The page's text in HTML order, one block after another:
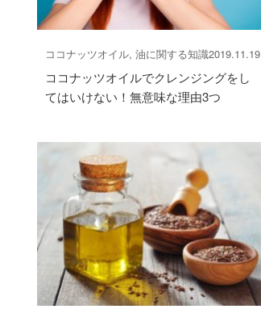
ココナッツオイル, 油に関する知識2019.11.19
ココナッツオイルでクレンジングをし
てはいけない！無意味な理由3つ